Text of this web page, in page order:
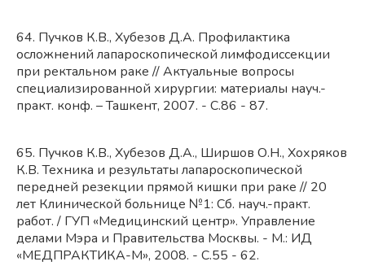
64. Пучков К.В., Хубезов Д.А. Профилактика
осложнений лапароскопической лимфодиссекции
при ректальном раке // Актуальные вопросы
специализированной хирургии: материалы науч.-
практ. конф. – Ташкент, 2007. - С.86 - 87.
65. Пучков К.В., Хубезов Д.А., Ширшов О.Н., Хохряков
К.В. Техника и результаты лапароскопической
передней резекции прямой кишки при раке // 20
лет Клинической больнице №1: Сб. науч.-практ.
работ. / ГУП «Медицинский центр». Управление
делами Мэра и Правительства Москвы. - М.: ИД
«МЕДПРАКТИКА-М», 2008. - С.55 - 62.